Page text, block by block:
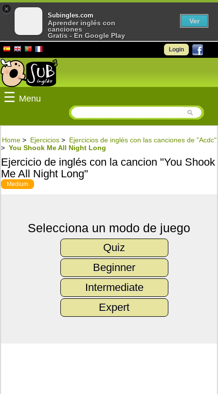
Login
☰ Menu
Home > Ejercicios > Ejercicios de inglés con las canciones de "Acdc"
> You Shook Me All Night Long
Ejercicio de inglés con la cancion "You Shook
Me All Night Long"
Medium
Selecciona un modo de juego
Quiz
Beginner
Intermediate
Expert
×
Subingles.com
Aprender inglés con
canciones
Gratis - En Google Play
Ver